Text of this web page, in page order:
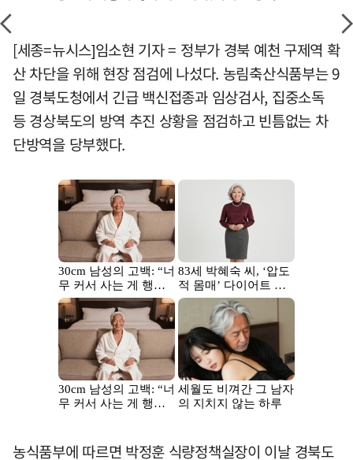
[세종=뉴시스]임소현 기자 = 정부가 경북 예천 구제역 확
산 차단을 위해 현장 점검에 나섰다. 농림축산식품부는 9
일 경북도청에서 긴급 백신접종과 임상검사, 집중소독
등 경상북도의 방역 추진 상황을 점검하고 빈틈없는 차
단방역을 당부했다.
농식품부에 따르면 박정훈 식량정책실장이 이날 경북도